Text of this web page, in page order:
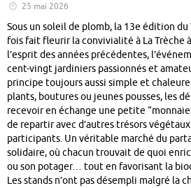
25 mai 2026
Sous un soleil de plomb, la 13e édition
fois fait fleurir la convivialité à La Trèche
l’esprit des années précédentes,
cent-vingt jardiniers passionnés et
principe toujours aussi simple et
plants, boutures ou jeunes pousses, les
recevoir en échange une petite
de repartir avec d’autres trésors
participants. Un véritable marché du
solidaire, où chacun trouvait de quoi
ou son potager… tout en favorisant la
Les stands n’ont pas désempli malgré la